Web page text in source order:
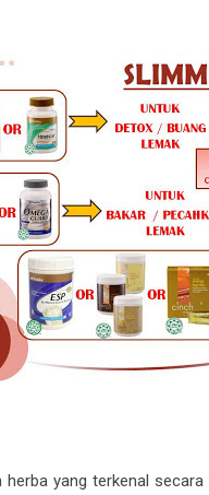
yang terkenal